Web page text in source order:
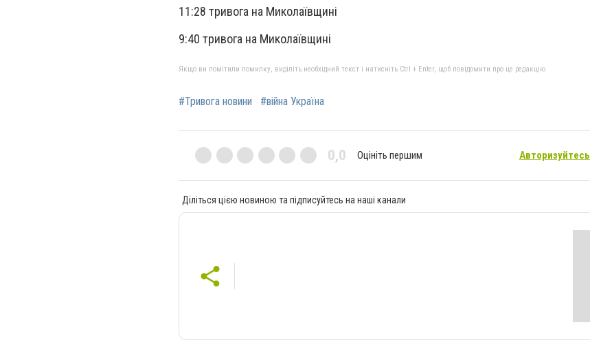
11:28 тривога на Миколаївщині
9:40 тривога на Миколаївщині
Якщо ви помітили помилку, виділіть необхідний текст і натисніть Ctrl + Enter, щоб повідомити про це редакцію
#Тривога новини #війна Україна
0,0 Оцініть першим Авторизуйтесь
Діліться цією новиною та підписуйтесь на наші канали